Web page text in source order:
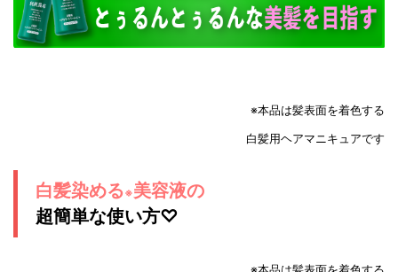
※本品は髪表面を着色する
白髪用ヘアマニキュアです
白髪染める ※美容液の
超簡単な使い方♡